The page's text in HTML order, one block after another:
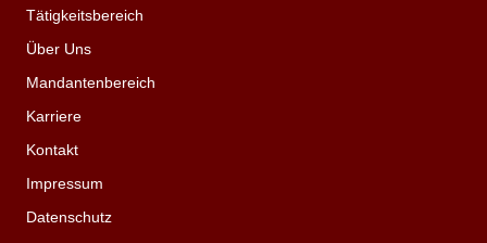
Tätigkeitsbereich
Über Uns
Mandantenbereich
Karriere
Kontakt
Impressum
Datenschutz